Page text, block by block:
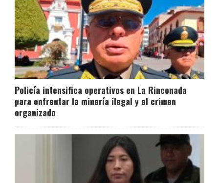
Policía intensifica operativos en La Rinconada
para enfrentar la minería ilegal y el crimen
organizado